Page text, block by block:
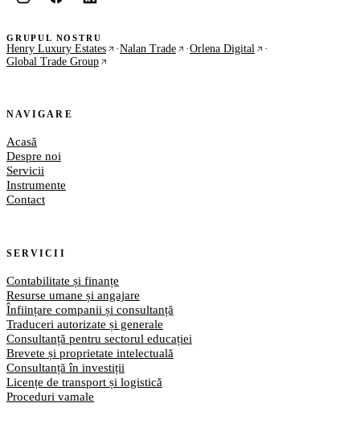
GRUPUL NOSTRU
Henry Luxury Estates ·Nalan Trade ·Orlena Digital
·
Global Trade Group
NAVIGARE
Acasă
Despre noi
Servicii
Instrumente
Contact
SERVICII
Contabilitate și finanțe
Resurse umane și angajare
Înființare companii și consultanță
Traduceri autorizate și generale
Consultanță pentru sectorul educației
Brevete și proprietate intelectuală
Consultanță în investiții
Licențe de transport și logistică
Proceduri vamale